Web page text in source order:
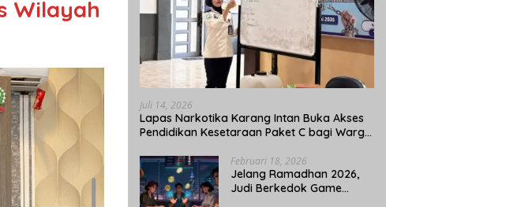
Wilayah
Juli 14, 2026
Lapas Narkotika Karang Intan Buka Akses
Pendidikan Kesetaraan Paket C bagi Warga
Februari 18, 2026
Jelang Ramadhan 2026,
Judi Berkedok Game